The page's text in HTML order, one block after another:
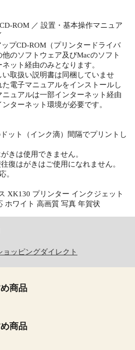
ROM ／ 設置・基本操作マニュア
プCD-ROM（プリンタードライバ
のソフトウェア及びMacのソフト
ット経由のみとなります。
取扱い説明書は同梱していませ
た電子マニュアルをインストールし
ュアルは一部インターネット経由
ターネット環境が必要です。
ット（インク滴）間隔でプリントし
きは使用できません。
復はがきはご使用になれません。
。
XK130 プリンター インクジェット
ホワイト 高画質 写真 年賀状
ョッピングダイレクト
商品
商品